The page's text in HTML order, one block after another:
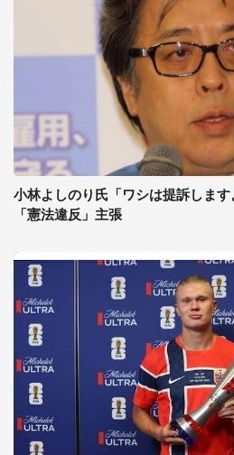
小林よしのり氏「ワシは提訴しま
「憲法違反」主張